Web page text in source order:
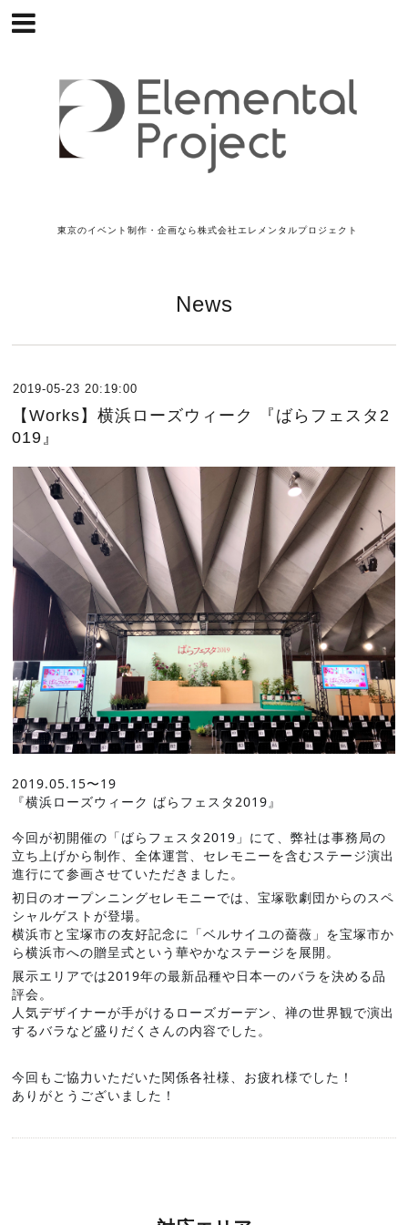
東京のイベント制作・企画なら株式会社エレメンタルプロジェクト
News
2019-05-23 20:19:00
【Works】横浜ローズウィーク 『ばらフェスタ2
019』
2019.05.15〜19
『横浜ローズウィーク ばらフェスタ2019』
今回が初開催の「ばらフェスタ2019」にて、弊社は事務局の
立ち上げから制作、全体運営、セレモニーを含むステージ演出
進行にて参画させていただきました。
初日のオープンニングセレモニーでは、宝塚歌劇団からのスペ
シャルゲストが登場。
横浜市と宝塚市の友好記念に「ベルサイユの薔薇」を宝塚市か
ら横浜市への贈呈式という華やかなステージを展開。
展示エリアでは2019年の最新品種や日本一のバラを決める品
評会。
人気デザイナーが手がけるローズガーデン、禅の世界観で演出
するバラなど盛りだくさんの内容でした。
今回もご協力いただいた関係各社様、お疲れ様でした！
ありがとうございました！